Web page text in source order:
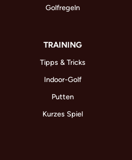
Golfregeln
TRAINING
Tipps & Tricks
Indoor-Golf
Putten
Kurzes Spiel